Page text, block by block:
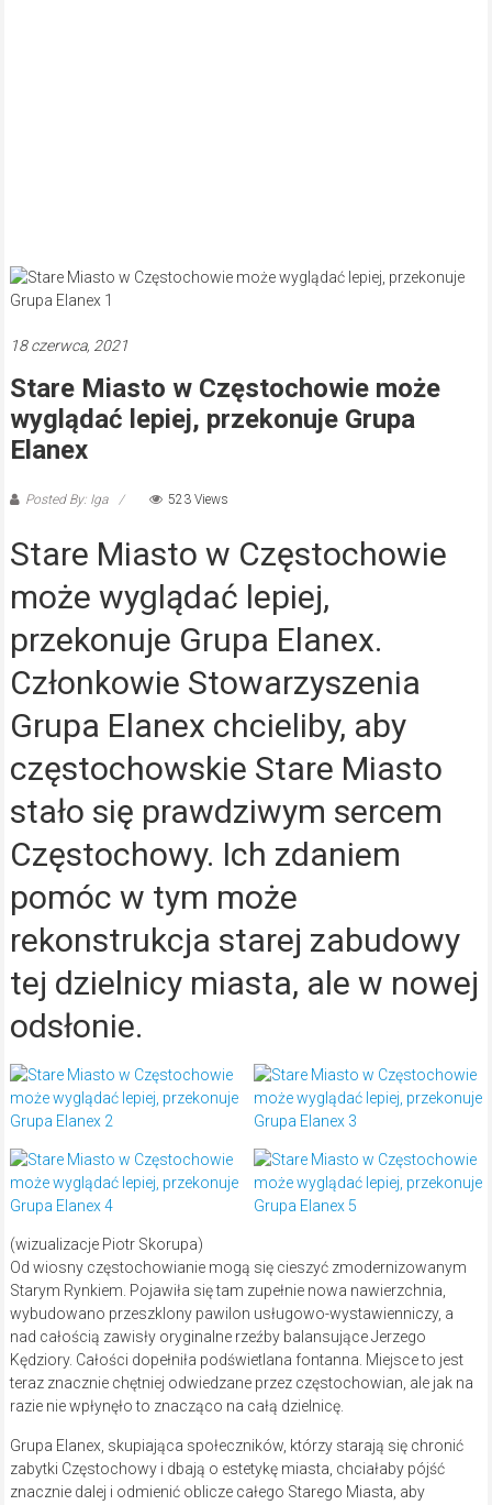
18 czerwca, 2021
Stare Miasto w Częstochowie może
wyglądać lepiej, przekonuje Grupa
Elanex
Posted By: Iga 523 Views
Stare Miasto w Częstochowie
może wyglądać lepiej,
przekonuje Grupa Elanex.
Członkowie Stowarzyszenia
Grupa Elanex chcieliby, aby
częstochowskie Stare Miasto
stało się prawdziwym sercem
Częstochowy. Ich zdaniem
pomóc w tym może
rekonstrukcja starej zabudowy
tej dzielnicy miasta, ale w nowej
odsłonie.
(wizualizacje Piotr Skorupa)
Od wiosny częstochowianie mogą się cieszyć zmodernizowanym
Starym Rynkiem. Pojawiła się tam zupełnie nowa nawierzchnia,
wybudowano przeszklony pawilon usługowo-wystawienniczy, a
nad całością zawisły oryginalne rzeźby balansujące Jerzego
Kędziory. Całości dopełniła podświetlana fontanna. Miejsce to jest
teraz znacznie chętniej odwiedzane przez częstochowian, ale jak na
razie nie wpłynęło to znacząco na całą dzielnicę.
Grupa Elanex, skupiająca społeczników, którzy starają się chronić
zabytki Częstochowy i dbają o estetykę miasta, chciałaby pójść
znacznie dalej i odmienić oblicze całego Starego Miasta, aby